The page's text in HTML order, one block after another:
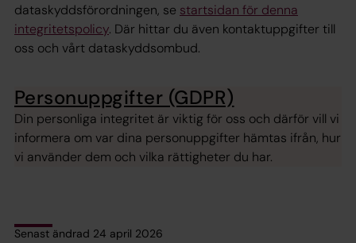
dataskyddsförordningen, se startsidan för denna
integritetspolicy. Där hittar du även kontaktuppgifter till
oss och vårt dataskyddsombud.
Personuppgifter (GDPR)
Din personliga integritet är viktig för oss och därför vill vi
informera om var dina personuppgifter hämtas ifrån, hur
vi använder dem och vilka rättigheter du har.
Senast ändrad 24 april 2026